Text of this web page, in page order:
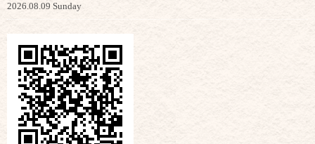
2026.08.09 Sunday